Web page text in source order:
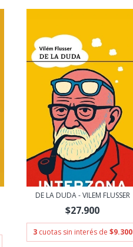
DE LA DUDA - VILEM FLUSSER
$27.900
3 cuotas sin interés de $9.300